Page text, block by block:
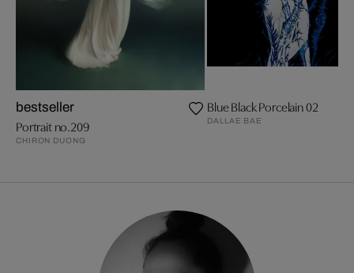
bestseller
Portrait no.209
CHIRON DUONG
Blue Black Porcelain 02
DALLAE BAE